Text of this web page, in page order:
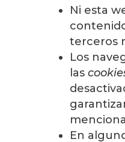
Ni esta
terceros
Los
las
En